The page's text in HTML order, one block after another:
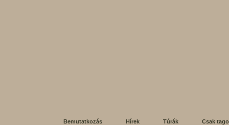
Bemutatkozás Hírek Túrák Csak